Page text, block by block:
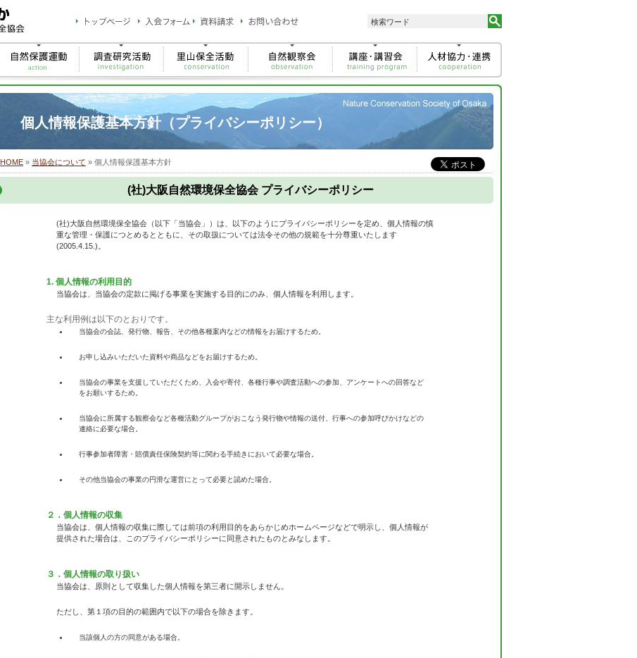
個人情報保護基本方針（プライバシーポリシー）
HOME » 当協会について » 個人情報保護基本方針
(社)大阪自然環境保全協会 プライバシーポリシー
(社)大阪自然環境保全協会（以下「当協会」）は、以下のようにプライバシーポリシーを定め、個人情報の慎
重な管理・保護につとめるとともに、その取扱については法令その他の規範を十分尊重いたします
(2005.4.15.)。
1. 個人情報の利用目的
当協会は、当協会の定款に掲げる事業を実施する目的にのみ、個人情報を利用します。
主な利用例は以下のとおりです。
当協会の会誌、発行物、報告、その他各種案内などの情報をお届けするため。
お申し込みいただいた資料や商品などをお届けするため。
当協会の事業を支援していただくため、入会や寄付、各種行事や調査活動への参加、アンケートへの回答など
をお願いするため。
当協会に所属する観察会など各種活動グループがおこなう発行物や情報の送付、行事への参加呼びかけなどの
連絡に必要な場合。
行事参加者障害・賠償責任保険契約等に関わる手続きにおいて必要な場合。
その他当協会の事業の円滑な運営にとって必要と認めた場合。
２．個人情報の収集
当協会は、個人情報の収集に際しては前項の利用目的をあらかじめホームページなどで明示し、個人情報が
提供された場合は、このプライバシーポリシーに同意されたものとみなします。
３．個人情報の取り扱い
当協会は、原則として収集した個人情報を第三者に開示しません。
ただし、第１項の目的の範囲内で以下の場合を除きます。
当該個人の方の同意がある場合。